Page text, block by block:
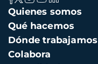
Navegación
principal
Quienes somos
Qué hacemos
Dónde trabajamos
Colabora